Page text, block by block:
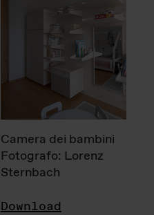
Camera dei bambini
Fotografo: Lorenz
Sternbach
Download